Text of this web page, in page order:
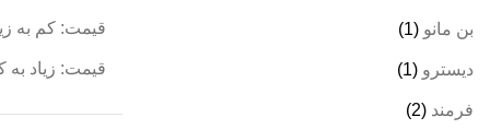
بن مانو (1)
دیسترو (1)
فرمند (2)
قیمت: کم به
قیمت: زیاد به